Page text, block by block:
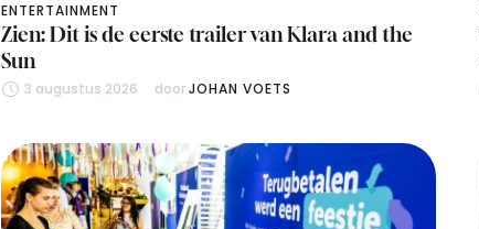
ENTERTAINMENT
Zien: Dit is de eerste trailer van Klara and the
Sun
3 augustus 2026 door JOHAN VOETS